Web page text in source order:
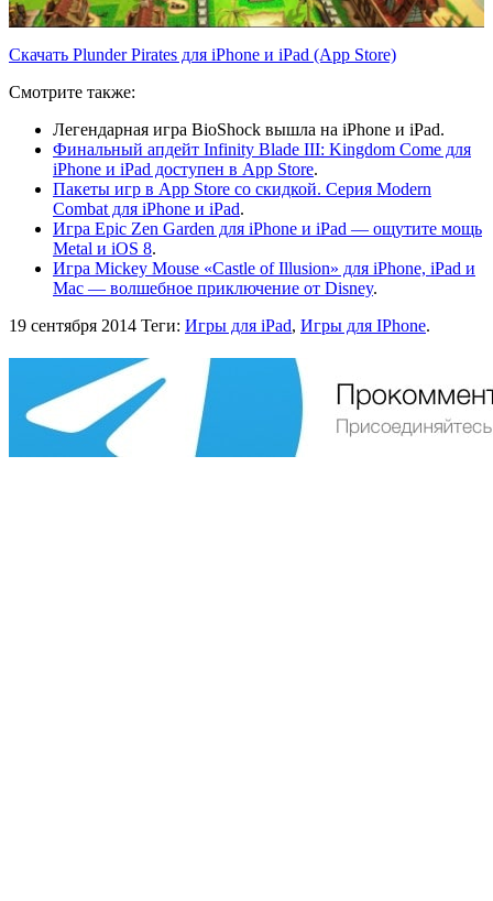
Скачать Plunder Pirates для iPhone и iPad (App Store)
Смотрите также:
Легендарная игра BioShock вышла на iPhone и iPad.
Финальный апдейт Infinity Blade III: Kingdom Come для
iPhone и iPad доступен в App Store.
Пакеты игр в App Store со скидкой. Серия Modern
Combat для iPhone и iPad.
Игра Epic Zen Garden для iPhone и iPad — ощутите мощь
Metal и iOS 8.
Игра Mickey Mouse «Castle of Illusion» для iPhone, iPad и
Mac — волшебное приключение от Disney.
19 сентября 2014 Теги: Игры для iPad, Игры для IPhone.